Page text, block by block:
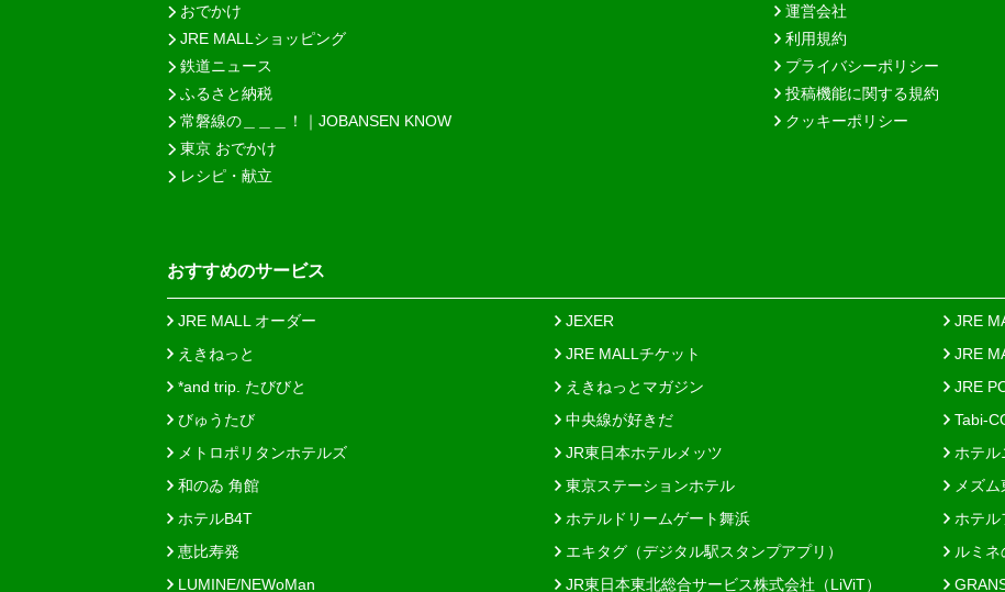
おでかけ
JRE MALLショッピング
鉄道ニュース
ふるさと納税
常磐線の＿＿＿！｜JOBANSEN KNOW
東京 おでかけ
レシピ・献立
運営会社
利用規約
プライバシーポリシー
投稿機能に関する規約
クッキーポリシー
おすすめのサービス
JRE MALL オーダー JEXER
JRE
えきねっと
JRE MALLチケット
JRE
*and trip. たびびと
えきねっとマガジン
JRE
びゅうたび
中央線が好きだ
Tabi-
メトロポリタンホテルズ
JR東日本ホテルメッツ
ホテル
和のゐ 角館
東京ステーションホテル
メズム
ホテルB4T
ホテルドリームゲート舞浜
ホテル
恵比寿発
エキタグ（デジタル駅スタンプアプリ）
ルミネ
LUMINE/NEWoMan
JR東日本東北総合サービス株式会社（LiViT）